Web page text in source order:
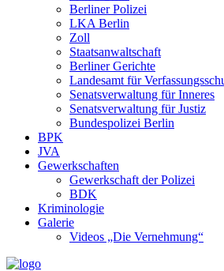
Berliner Polizei
LKA Berlin
Zoll
Staatsanwaltschaft
Berliner Gerichte
Landesamt für
Senatsverwaltung für Inneres
Senatsverwaltung für Justiz
Bundespolizei Berlin
BPK
JVA
Gewerkschaften
Gewerkschaft der Polizei
BDK
Kriminologie
Galerie
Videos „Die Vernehmung“